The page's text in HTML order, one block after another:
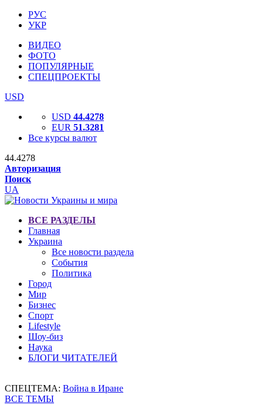
РУС
УКР
ВИДЕО
ФОТО
ПОПУЛЯРНЫЕ
СПЕЦПРОЕКТЫ
USD
USD 44.4278
EUR 51.3281
Все курсы валют
44.4278
Авторизация
Поиск
UA
ВСЕ РАЗДЕЛЫ
Главная
Украина
Все новости раздела
События
Политика
Город
Мир
Бизнес
Спорт
Lifestyle
Шоу-биз
Наука
БЛОГИ ЧИТАТЕЛЕЙ
СПЕЦТЕМА: Война в Иране
ВСЕ ТЕМЫ